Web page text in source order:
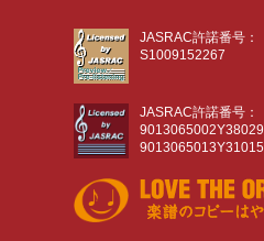
JASRAC許諾番号：
S1009152267
JASRAC許諾番号：
9013065002Y38029
9013065013Y31015